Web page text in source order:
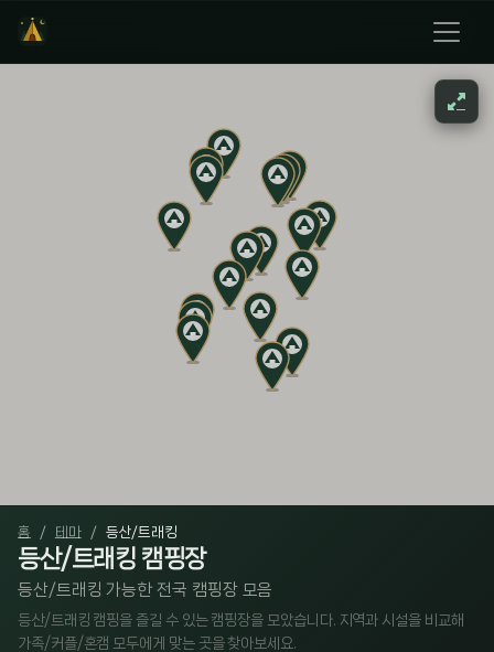
홈 테마 등산/트래킹
등산/트래킹 캠핑장
등산/트래킹 가능한 전국 캠핑장 모음
등산/트래킹 캠핑을 즐길 수 있는 캠핑장을 모았습니다. 지역과 시설을 비교해
가족/커플/혼캠 모두에게 맞는 곳을 찾아보세요.